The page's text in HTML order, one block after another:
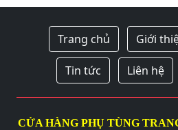
Trang chủ Giới
Tin tức Liên hệ
CỬA HÀNG PHỤ TÙNG